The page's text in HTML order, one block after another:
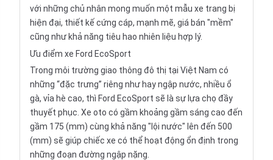
với những chủ nhân mong muốn một mẫu xe trang bị
hiện đại, thiết kế cứng cáp, mạnh mẽ, giá bán "mềm"
cũng như khả năng tiêu hao nhiên liệu hợp lý.
Ưu điểm xe Ford EcoSport
Trong môi trường giao thông đô thị tại Việt Nam có
những “đặc trưng” riêng như hay ngập nước, nhiều ổ
gà, vỉa hè cao, thì Ford EcoSport sẽ là sự lựa chọ đầy
thuyết phục. Xe oto có gầm khoảng gầm sáng cao đến
gầm 175 (mm) cùng khả năng "lội nước" lên đến 500
(mm) sẽ giúp chiếc xe có thể hoạt động ổn định trong
những đoạn đường ngập nặng.